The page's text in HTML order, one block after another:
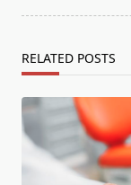
RELATED POSTS